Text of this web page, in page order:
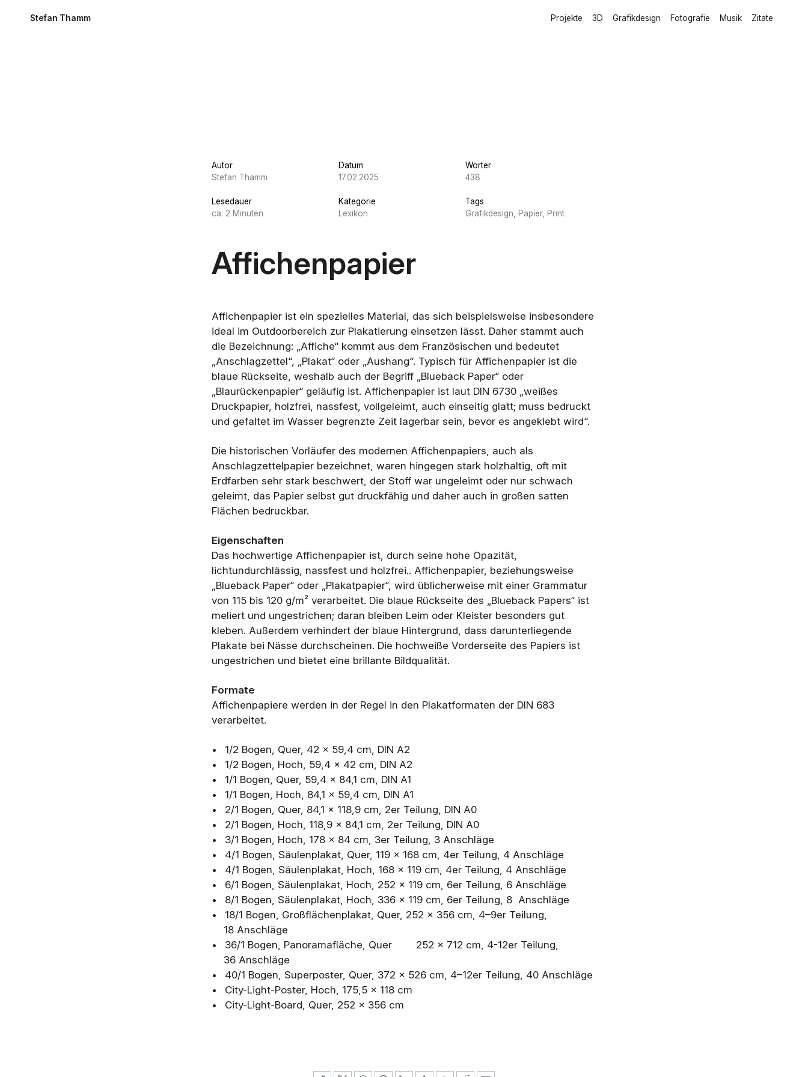
Stefan Thamm Projekte 3D Grafikdesign Fotografie Musik Zitate
Autor
Stefan Thamm
Datum
17.02.2025
Wörter
438
Lesedauer
ca. 2 Minuten
Kategorie
Lexikon
Tags
Grafikdesign, Papier, Print
Affichenpapier
Affichenpapier ist ein spezielles Material, das sich beispielsweise insbesondere
ideal im Outdoorbereich zur Plakatierung einsetzen lässt. Daher stammt auch
die Bezeichnung: „Affiche“ kommt aus dem Französischen und bedeutet
„Anschlagzettel“, „Plakat“ oder „Aushang“. Typisch für Affichenpapier ist die
blaue Rückseite, weshalb auch der Begriff „Blueback Paper“ oder
„Blaurückenpapier“ geläufig ist. Affichenpapier ist laut DIN 6730 „weißes
Druckpapier, holzfrei, nassfest, vollgeleimt, auch einseitig glatt; muss bedruckt
und gefaltet im Wasser begrenzte Zeit lagerbar sein, bevor es angeklebt wird“.
Die historischen Vorläufer des modernen Affichenpapiers, auch als
Anschlagzettelpapier bezeichnet, waren hingegen stark holzhaltig, oft mit
Erdfarben sehr stark beschwert, der Stoff war ungeleimt oder nur schwach
geleimt, das Papier selbst gut druckfähig und daher auch in großen satten
Flächen bedruckbar.
Eigenschaften
Das hochwertige Affichenpapier ist, durch seine hohe Opazität,
lichtundurchlässig, nassfest und holzfrei.. Affichenpapier, beziehungsweise
„Blueback Paper“ oder „Plakatpapier“, wird üblicherweise mit einer Grammatur
von 115 bis 120 g/m² verarbeitet. Die blaue Rückseite des „Blueback Papers“ ist
meliert und ungestrichen; daran bleiben Leim oder Kleister besonders gut
kleben. Außerdem verhindert der blaue Hintergrund, dass darunterliegende
Plakate bei Nässe durchscheinen. Die hochweiße Vorderseite des Papiers ist
ungestrichen und bietet eine brillante Bildqualität.
Formate
Affichenpapiere werden in der Regel in den Plakatformaten der DIN 683
verarbeitet.
1/2 Bogen, Quer, 42 × 59,4 cm, DIN A2
1/2 Bogen, Hoch, 59,4 × 42 cm, DIN A2
1/1 Bogen, Quer, 59,4 × 84,1 cm, DIN A1
1/1 Bogen, Hoch, 84,1 × 59,4 cm, DIN A1
2/1 Bogen, Quer, 84,1 × 118,9 cm, 2er Teilung, DIN A0
2/1 Bogen, Hoch, 118,9 × 84,1 cm, 2er Teilung, DIN A0
3/1 Bogen, Hoch, 178 × 84 cm, 3er Teilung, 3 Anschläge
4/1 Bogen, Säulenplakat, Quer, 119 × 168 cm, 4er Teilung, 4 Anschläge
4/1 Bogen, Säulenplakat, Hoch, 168 × 119 cm, 4er Teilung, 4 Anschläge
6/1 Bogen, Säulenplakat, Hoch, 252 × 119 cm, 6er Teilung, 6 Anschläge
8/1 Bogen, Säulenplakat, Hoch, 336 × 119 cm, 6er Teilung, 8 Anschläge
18/1 Bogen, Großflächenplakat, Quer, 252 × 356 cm, 4–9er Teilung,
18 Anschläge
36/1 Bogen, Panoramafläche, Quer
252 × 712 cm, 4-12er Teilung,
36 Anschläge
40/1 Bogen, Superposter, Quer, 372 × 526 cm, 4–12er Teilung, 40 Anschläge
City-Light-Poster, Hoch, 175,5 × 118 cm
City-Light-Board, Quer, 252 × 356 cm